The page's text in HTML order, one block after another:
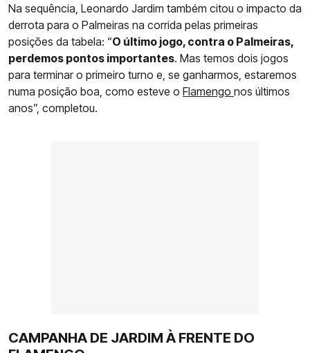
Na sequência, Leonardo Jardim também citou o impacto da
derrota para o Palmeiras na corrida pelas primeiras
posições da tabela: “O último jogo, contra o Palmeiras,
perdemos pontos importantes. Mas temos dois jogos
para terminar o primeiro turno e, se ganharmos, estaremos
numa posição boa, como esteve o Flamengo nos últimos
anos”, completou.
CAMPANHA DE JARDIM À FRENTE DO